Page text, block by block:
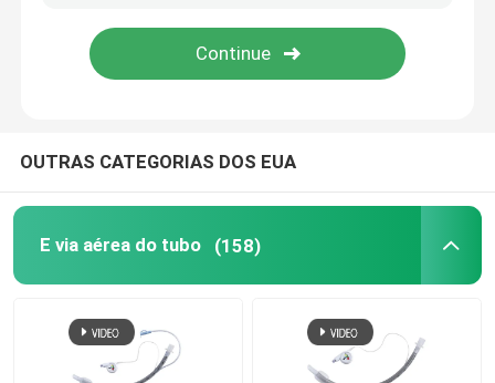
Dispositivos video da intubação
PPE pessoal do equipamento de proteção
Anestésicos descartáveis
Componentes do tubo endotraqueal
OUTRAS CATEGORIAS DOS EUA
E via aérea do tubo (158)